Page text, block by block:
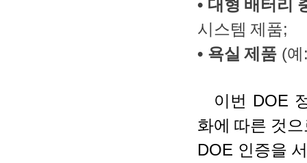
• 대형 배터리
시스템 제품;
• 욕실 제품 (예
이번 DOE
화에 따른 것
DOE 인증을